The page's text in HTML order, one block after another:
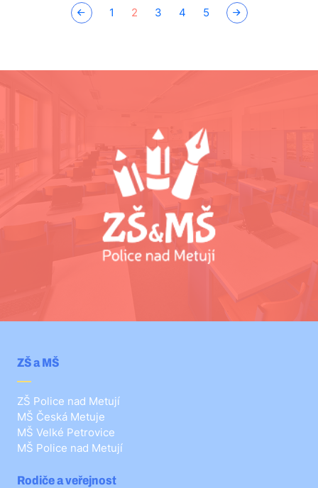
1 2 3 4 5
ZŠ a MŠ
ZŠ Police nad Metují
MŠ Česká Metuje
MŠ Velké Petrovice
MŠ Police nad Metují
Rodiče a veřejnost